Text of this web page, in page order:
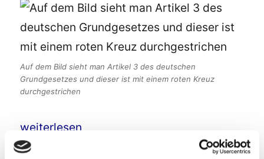
Auf dem Bild sieht man Artikel 3 des deutschen
Grundgesetzes und dieser ist mit einem roten Kreuz
durchgestrichen
„Die AfD und ihr Erfolg – Warum ich jetzt
weiterlesen